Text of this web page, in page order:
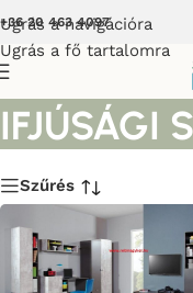
Ugrás a navigációra
Ugrás a fő tartalomra
+36 20 463 4097
TABLO
IFJÚSÁGI
Szűrés